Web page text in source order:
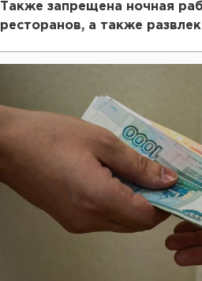
Также запрещена ночная
ресторанов, а также